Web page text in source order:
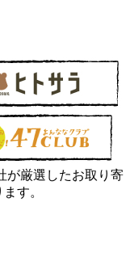
が厳選したお取り寄
す。